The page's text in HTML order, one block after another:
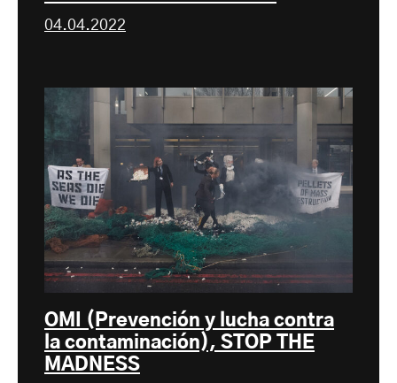
04.04.2022
OMI (Prevención y lucha contra
la contaminación), STOP THE
MADNESS